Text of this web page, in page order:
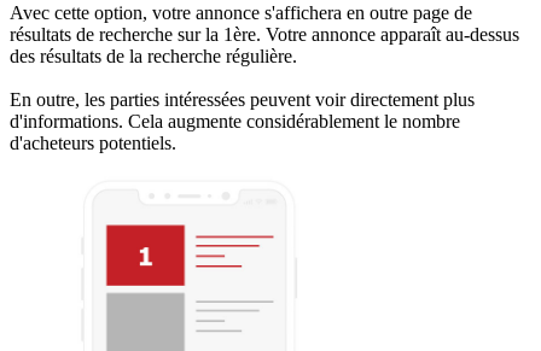
Avec cette option, votre annonce s'affichera en outre page de
résultats de recherche sur la 1ère. Votre annonce apparaît au-dessus
des résultats de la recherche régulière.
En outre, les parties intéressées peuvent voir directement plus
d'informations. Cela augmente considérablement le nombre
d'acheteurs potentiels.